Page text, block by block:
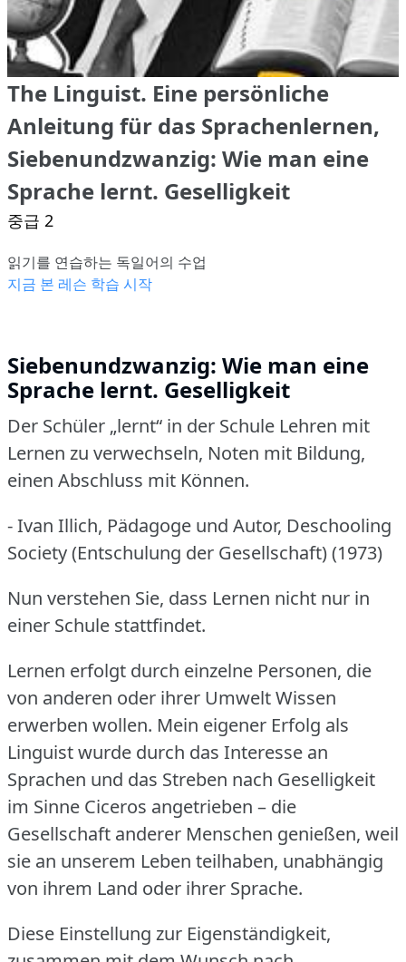
The Linguist. Eine persönliche
Anleitung für das Sprachenlernen,
Siebenundzwanzig: Wie man eine
Sprache lernt. Geselligkeit
중급 2
읽기를 연습하는 독일어의 수업
지금 본 레슨 학습 시작
Siebenundzwanzig: Wie man eine
Sprache lernt. Geselligkeit
Der Schüler „lernt“ in der Schule Lehren mit
Lernen zu verwechseln, Noten mit Bildung,
einen Abschluss mit Können.
- Ivan Illich, Pädagoge und Autor, Deschooling
Society (Entschulung der Gesellschaft) (1973)
Nun verstehen Sie, dass Lernen nicht nur in
einer Schule stattfindet.
Lernen erfolgt durch einzelne Personen, die
von anderen oder ihrer Umwelt Wissen
erwerben wollen. Mein eigener Erfolg als
Linguist wurde durch das Interesse an
Sprachen und das Streben nach Geselligkeit
im Sinne Ciceros angetrieben – die
Gesellschaft anderer Menschen genießen, weil
sie an unserem Leben teilhaben, unabhängig
von ihrem Land oder ihrer Sprache.
Diese Einstellung zur Eigenständigkeit,